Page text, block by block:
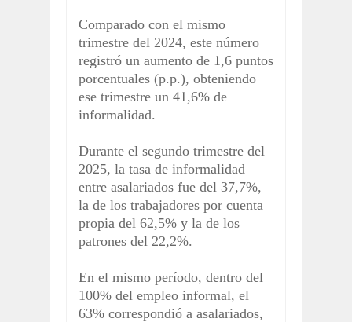
Comparado con el mismo
trimestre del 2024, este número
registró un aumento de 1,6 puntos
porcentuales (p.p.), obteniendo
ese trimestre un 41,6% de
informalidad.
Durante el segundo trimestre del
2025, la tasa de informalidad
entre asalariados fue del 37,7%,
la de los trabajadores por cuenta
propia del 62,5% y la de los
patrones del 22,2%.
En el mismo período, dentro del
100% del empleo informal, el
63% correspondió a asalariados,